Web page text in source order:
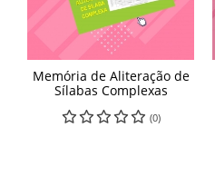
Memória de Aliteração de
Sílabas Complexas
(0)